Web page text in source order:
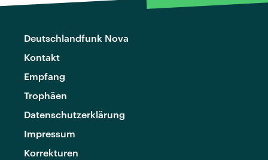
Deutschlandfunk Nova
Kontakt
Empfang
Trophäen
Datenschutzerklärung
Impressum
Korrekturen